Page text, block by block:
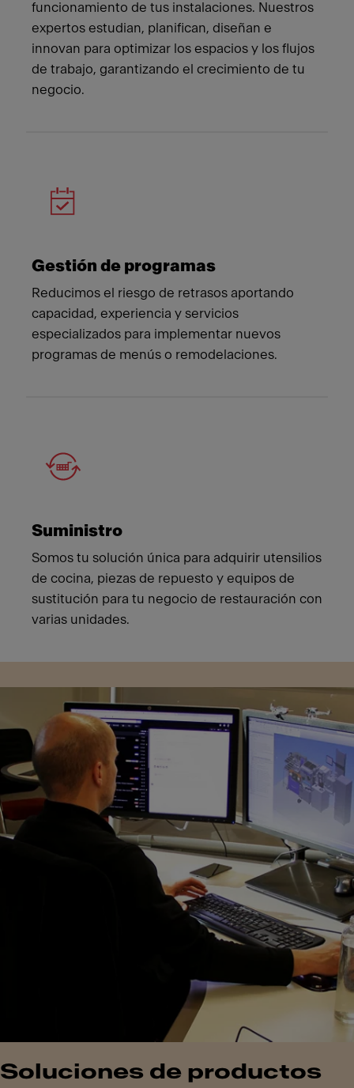
funcionamiento de tus instalaciones. Nuestros
expertos estudian, planifican, diseñan e
innovan para optimizar los espacios y los flujos
de trabajo, garantizando el crecimiento de tu
negocio.
Gestión de programas
Reducimos el riesgo de retrasos aportando
capacidad, experiencia y servicios
especializados para implementar nuevos
programas de menús o remodelaciones.
Suministro
Somos tu solución única para adquirir utensilios
de cocina, piezas de repuesto y equipos de
sustitución para tu negocio de restauración con
varias unidades.
Soluciones de productos